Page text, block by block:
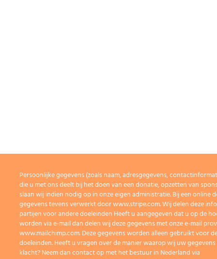
Persoonlijke gegevens (zoals naam, adresgegevens,
die u met ons deelt bij het doen van een donatie, opzetten van
slaan wij indien nodig op in onze eigen administratie. Bij een online
gegevens tevens verwerkt door www.stripe.com. Wij delen deze
partijen voor andere doeleinden Heeft u aangegeven dat u op de
worden via e-mail dan delen wij deze gegevens met onze e-mail
www.mailchimp.com. Deze gegevens worden alleen gebruikt voor
doeleinden. Heeft u vragen over de manier waarop wij uw
klacht? Neem dan contact op met het bestuur in Nederland via